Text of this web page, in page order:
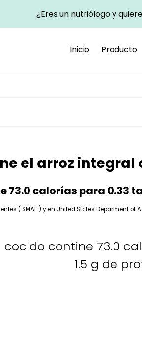
¿Eres un nutriólogo y
Inicio Producto
el arroz integral
73.0 calorías para 0.33
( SMAE ) y en United States Deparment of
contine 73.0
1.5 g de